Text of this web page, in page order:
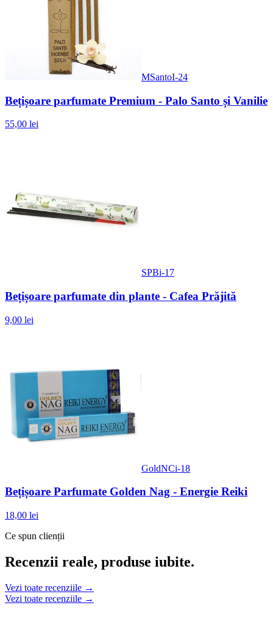
MSantoI-24
Bețișoare parfumate Premium - Palo Santo și Vanilie
55,00 lei
SPBi-17
Bețișoare parfumate din plante - Cafea Prăjită
9,00 lei
GoldNCi-18
Bețișoare Parfumate Golden Nag - Energie Reiki
18,00 lei
Ce spun clienții
Recenzii reale, produse iubite.
Vezi toate recenziile →
Vezi toate recenziile →